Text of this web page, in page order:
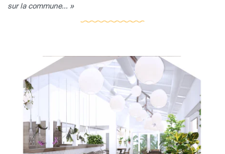
sur la commune... »